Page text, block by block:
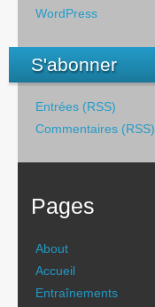
WordPress
S'abonner
Entrées (RSS)
Commentaires (RSS)
Pages
About
Accueil
Entraînements